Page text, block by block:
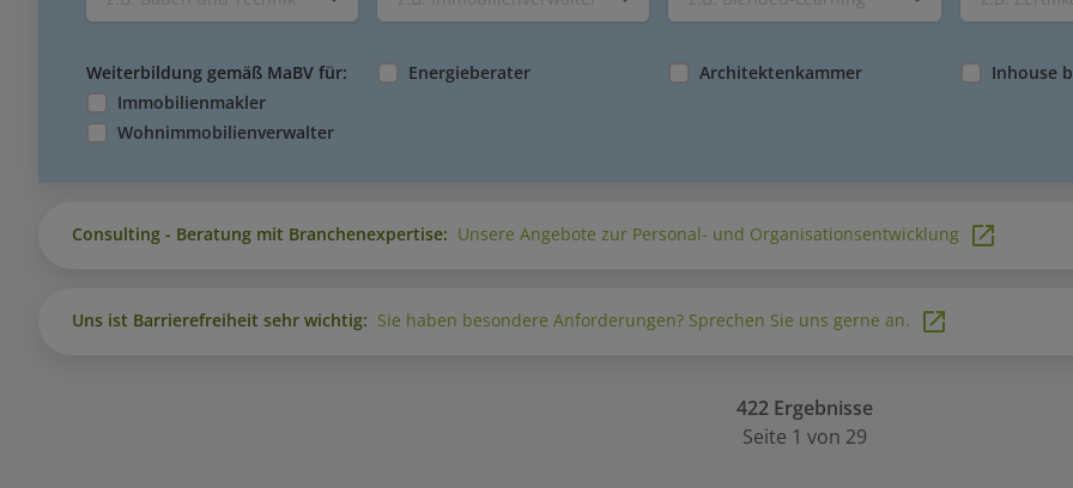
Weiterbildung gemäß MaBV für:
Immobilienmakler
Wohnimmobilienverwalter
Energieberater Architektenkammer Inhouse
Consulting - Beratung mit Branchenexpertise: Unsere Angebote zur Personal- und Organisationsentwicklung
Uns ist Barrierefreiheit sehr wichtig: Sie haben besondere Anforderungen? Sprechen Sie uns gerne an.
422 Ergebnisse
Seite 1 von 29